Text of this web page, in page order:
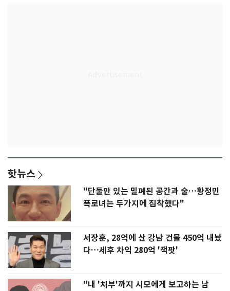
핫뉴스
"단둘만 있는 밀폐된 공간과 술…황정민
폭로녀는 두가지에 집착했다"
서장훈, 28억에 산 강남 건물 450억 내놨
다…세후 차익 280억 '잭팟'
"내 '치부'까지 시모에게 보고하는 남